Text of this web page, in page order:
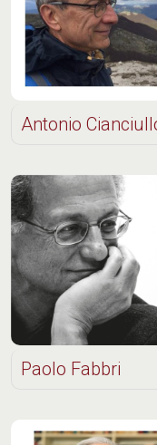
Antonio
Paolo Fabbri